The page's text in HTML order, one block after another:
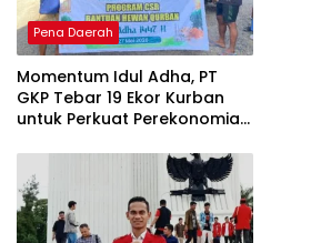
Pena Daerah
Momentum Idul Adha, PT
GKP Tebar 19 Ekor Kurban
untuk Perkuat Perekonomian